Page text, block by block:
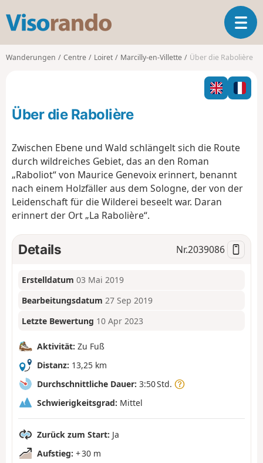
s
o
o
T
o
g
l
n
i
Wanderungen Centre Loiret Marcilly-en-Villette Über die Rabolière
Über die Rabolière
Zwischen Ebene und Wald schlängelt sich die Route
durch wildreiches Gebiet, das an den Roman
„Raboliot“ von Maurice Genevoix erinnert, benannt
nach einem Holzfäller aus dem Sologne, der von der
Leidenschaft für die Wilderei beseelt war. Daran
erinnert der Ort „La Rabolière“.
Details Nr.2039086
Erstelldatum 03 Mai 2019
Bearbeitungsdatum 27 Sep 2019
Letzte Bewertung 10 Apr 2023
Aktivität: Zu Fuß
Distanz: 13,25 km
Durchschnittliche Dauer: 3:50 Std.
Schwierigkeitsgrad: Mittel
Zurück zum Start: Ja
Aufstieg: + 30 m